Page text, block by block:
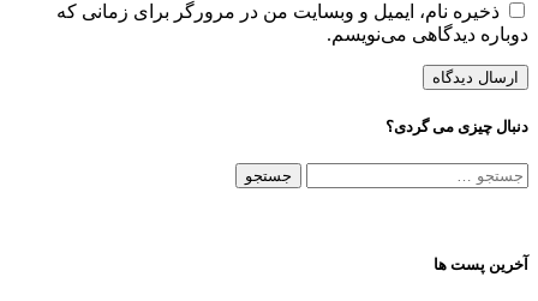
ذخیره نام، ایمیل و وبسایت من در مرورگر برای زمانی که
دوباره دیدگاهی می‌نویسم.
دنبال چیزی می گردی؟
جستجو
آخرین پست ها